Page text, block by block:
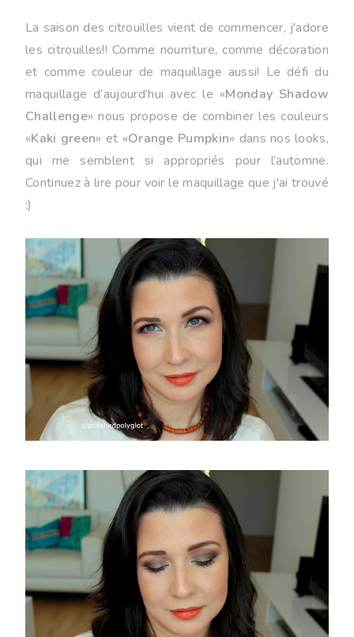
La saison des citrouilles vient de commencer, j'adore
les citrouilles!! Comme nourriture, comme décoration
et comme couleur de maquillage aussi! Le défi du
maquillage d’aujourd’hui avec le «Monday Shadow
Challenge» nous propose de combiner les couleurs
«Kaki green» et «Orange Pumpkin» dans nos looks,
qui me semblent si appropriés pour l’automne.
Continuez à lire pour voir le maquillage que j'ai trouvé
:)